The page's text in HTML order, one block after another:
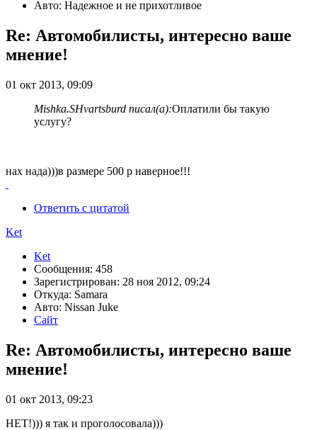
Авто: Надежное и не прихотливое
Re: Автомобилисты, интересно ваше
мнение!
01 окт 2013, 09:09
Mishka.SHvartsburd писал(а):Оплатили бы такую
услугу?
нах нада)))в размере 500 р наверное!!!
Ответить с цитатой
Ket
Ket
Сообщения: 458
Зарегистрирован: 28 ноя 2012, 09:24
Откуда: Samara
Авто: Nissan Juke
Сайт
Re: Автомобилисты, интересно ваше
мнение!
01 окт 2013, 09:23
НЕТ!))) я так и проголосовала)))